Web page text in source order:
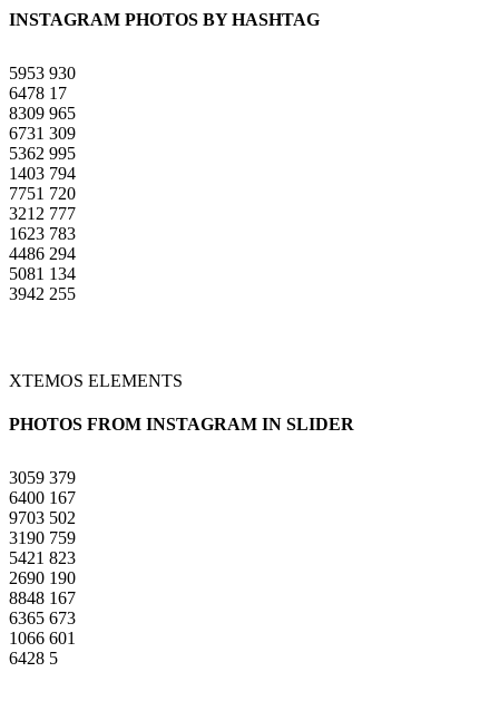
INSTAGRAM PHOTOS BY HASHTAG
5953 930
6478 17
8309 965
6731 309
5362 995
1403 794
7751 720
3212 777
1623 783
4486 294
5081 134
3942 255
XTEMOS ELEMENTS
PHOTOS FROM INSTAGRAM IN SLIDER
3059 379
6400 167
9703 502
3190 759
5421 823
2690 190
8848 167
6365 673
1066 601
6428 5